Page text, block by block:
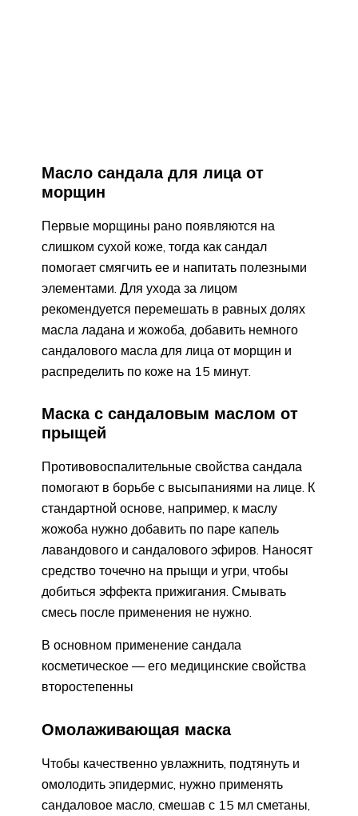
Масло сандала для лица от
морщин
Первые морщины рано появляются на
слишком сухой коже, тогда как сандал
помогает смягчить ее и напитать полезными
элементами. Для ухода за лицом
рекомендуется перемешать в равных долях
масла ладана и жожоба, добавить немного
сандалового масла для лица от морщин и
распределить по коже на 15 минут.
Маска с сандаловым маслом от
прыщей
Противовоспалительные свойства сандала
помогают в борьбе с высыпаниями на лице. К
стандартной основе, например, к маслу
жожоба нужно добавить по паре капель
лавандового и сандалового эфиров. Наносят
средство точечно на прыщи и угри, чтобы
добиться эффекта прижигания. Смывать
смесь после применения не нужно.
В основном применение сандала
косметическое — его медицинские свойства
второстепенны
Омолаживающая маска
Чтобы качественно увлажнить, подтянуть и
омолодить эпидермис, нужно применять
сандаловое масло, смешав с 15 мл сметаны,